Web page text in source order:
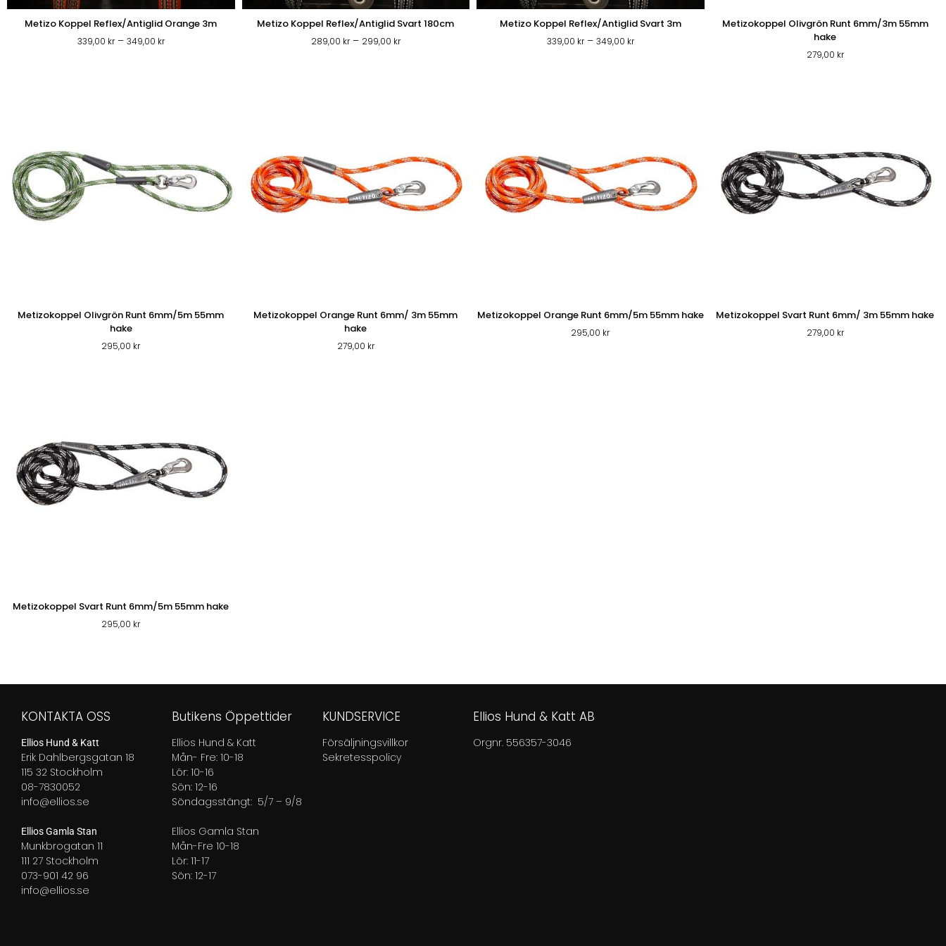
Metizo Koppel Reflex/Antiglid Orange 3m
339,00 kr – 349,00 krPrisintervall:
Metizo Koppel Reflex/Antiglid Svart 180cm
289,00 kr – 299,00 krPrisintervall:
Metizo Koppel Reflex/Antiglid Svart 3m
339,00 kr – 349,00 krPrisintervall:
Metizokoppel Olivgrön Runt 6mm/3m 55mm
hake
279,00 kr
Metizokoppel Olivgrön Runt 6mm/5m 55mm
hake
295,00 kr
Metizokoppel Orange Runt 6mm/ 3m 55mm
hake
279,00 kr
Metizokoppel Orange Runt 6mm/5m 55mm hake
295,00 kr
Metizokoppel Svart Runt 6mm/ 3m 55mm hake
279,00 kr
Metizokoppel Svart Runt 6mm/5m 55mm hake
295,00 kr
KONTAKTA OSS
Ellios Hund & Katt
Erik Dahlbergsgatan 18
115 32 Stockholm
08-7830052
info@ellios.se
Ellios Gamla Stan
Munkbrogatan 11
111 27 Stockholm
073-901 42 96
info@ellios.se
Butikens Öppettider
Ellios Hund & Katt
Mån- Fre: 10-18
Lör: 10-16
Sön: 12-16
Söndagsstängt: 5/7 – 9/8
Ellios Gamla Stan
Mån-Fre 10-18
Lör: 11-17
Sön: 12-17
KUNDSERVICE
Försäljningsvillkor
Sekretesspolicy
Ellios Hund & Katt AB
Orgnr. 556357-3046